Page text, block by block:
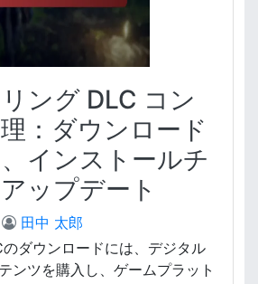
ング DLC コン
：ダウンロード
インストールチ
ップデート
田中 太郎
ダウンロードには、デジタル
ンツを購入し、ゲームプラット